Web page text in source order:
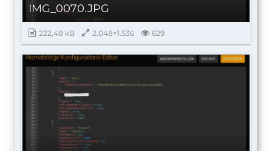
IMG_0070.JPG
222,48 kB 2.048×1.536 629